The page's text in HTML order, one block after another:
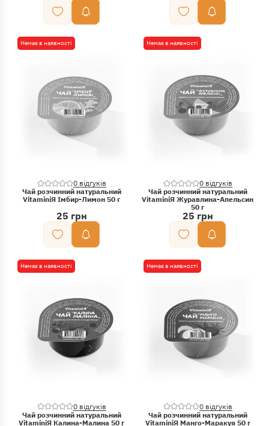
Немає в наявності
0 відгуків
Чай розчинний натуральний
VitaminiЯ Імбир-Лимон 50 г
25 грн
Немає в наявності
0 відгуків
Чай розчинний натуральний
VitaminiЯ Журавлина-Апельсин
50 г
25 грн
Немає в наявності
0 відгуків
Чай розчинний натуральний
VitaminiЯ Калина-Малина 50 г
Немає в наявності
0 відгуків
Чай розчинний натуральний
VitaminiЯ Манго-Маракуя 50 г